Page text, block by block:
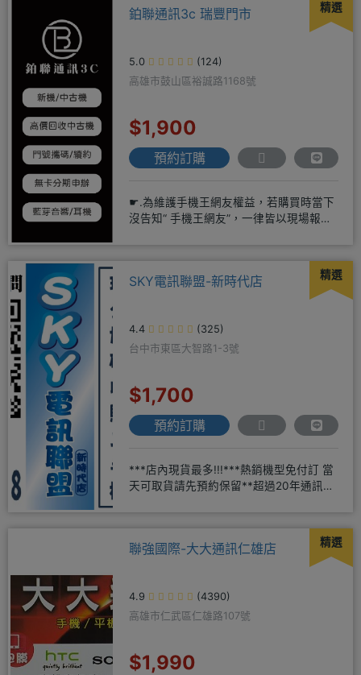
精選
鉑聯通訊3c 瑞豐門市
5.0
(124)
高雄市鼓山區裕誠路1168號
$1,900
預約訂購
☛.為維護手機王網友權益，若購買時當下
沒告知“ 手機王網友”，一律皆以現場報價
精選
SKY電訊聯盟-新時代店
4.4
(325)
台中市東區大智路1-3號
$1,700
預約訂購
***店內現貨最多!!!***熱銷機型免付訂 當
天可取貨請先預約保留**超過20年通訊經
精選
聯強國際-大大通訊仁雄店
4.9
(4390)
高雄市仁武區仁雄路107號
$1,990